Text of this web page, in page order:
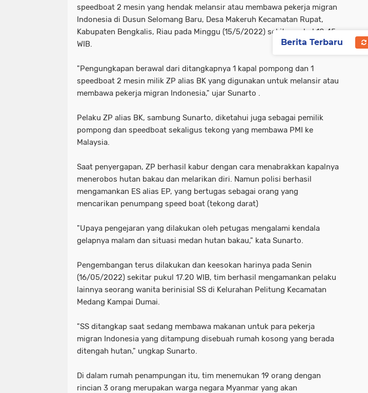
speedboat 2 mesin yang hendak melansir atau membawa pekerja migran
Indonesia di Dusun Selomang Baru, Desa Makeruh Kecamatan Rupat,
Kabupaten Bengkalis, Riau pada Minggu (15/5/2022) sekitar pukul 18.45
WIB.
"Pengungkapan berawal dari ditangkapnya 1 kapal pompong dan 1
speedboat 2 mesin milik ZP alias BK yang digunakan untuk melansir atau
membawa pekerja migran Indonesia," ujar Sunarto .
Pelaku ZP alias BK, sambung Sunarto, diketahui juga sebagai pemilik
pompong dan speedboat sekaligus tekong yang membawa PMI ke
Malaysia.
Saat penyergapan, ZP berhasil kabur dengan cara menabrakkan kapalnya
menerobos hutan bakau dan melarikan diri. Namun polisi berhasil
mengamankan ES alias EP, yang bertugas sebagai orang yang
mencarikan penumpang speed boat (tekong darat)
"Upaya pengejaran yang dilakukan oleh petugas mengalami kendala
gelapnya malam dan situasi medan hutan bakau," kata Sunarto.
Pengembangan terus dilakukan dan keesokan harinya pada Senin
(16/05/2022) sekitar pukul 17.20 WIB, tim berhasil mengamankan pelaku
lainnya seorang wanita berinisial SS di Kelurahan Pelitung Kecamatan
Medang Kampai Dumai.
"SS ditangkap saat sedang membawa makanan untuk para pekerja
migran Indonesia yang ditampung disebuah rumah kosong yang berada
ditengah hutan," ungkap Sunarto.
Di dalam rumah penampungan itu, tim menemukan 19 orang dengan
rincian 3 orang merupakan warga negara Myanmar yang akan
Berita Terbaru